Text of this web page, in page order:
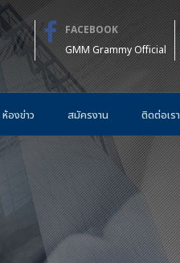
FACEBOOK
GMM Grammy Official
ห้องข่าว สมัครงาน ติดต่อเรา